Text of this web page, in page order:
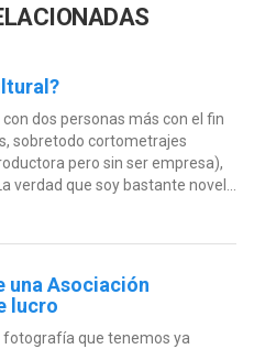
dos personas más con el fin
sobretodo cortometrajes
pero sin ser empresa),
que soy bastante novel...
una Asociación
lucro
fotografía que tenemos ya